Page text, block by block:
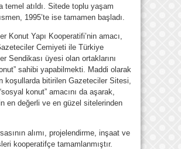
temel atıldı. Sitede toplu yaşam
1995’te ise tamamen başladı.
Konut Yapı Kooperatifi’nin amacı,
Cemiyeti ile Türkiye
Sendikası üyesi olan ortaklarını
sahibi yapabilmekti. Maddi olarak
koşullarda bitirilen Gazeteciler Sitesi,
konut” amacını da aşarak,
en değerli ve en güzel sitelerinden
alımı, projelendirme, inşaat ve
kooperatifçe tamamlanmıştır.